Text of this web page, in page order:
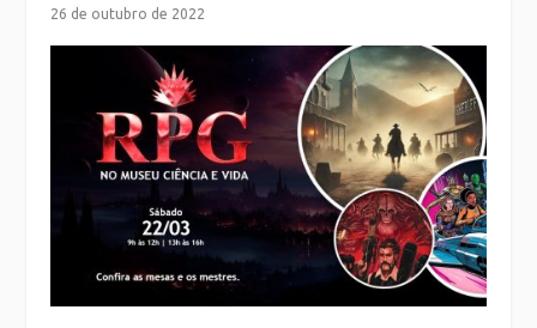
26 de outubro de 2022